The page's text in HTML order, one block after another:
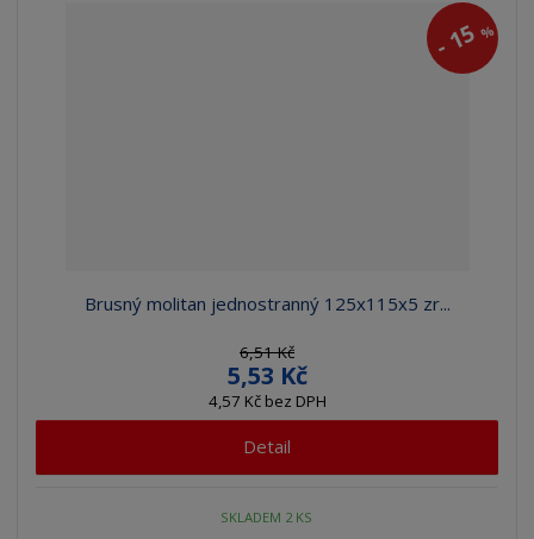
-15%
Brusný molitan jednostranný 125x115x5 zr...
6,51 Kč
5,53 Kč
4,57 Kč bez DPH
Detail
SKLADEM 2 KS